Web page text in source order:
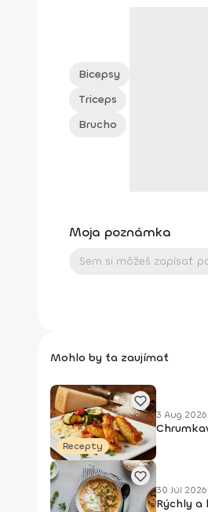
Bicepsy
Triceps
Brucho
Moja poznámka
Mohlo by ťa zaujímať
Recepty
3 Aug 2026
30 Júl 2026
Rýchly a